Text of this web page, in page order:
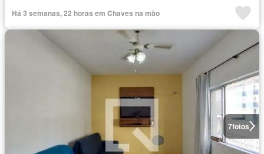
Há 3 semanas, 22 horas em Chaves na mão
7fotos